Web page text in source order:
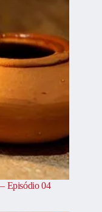
Episódio 04